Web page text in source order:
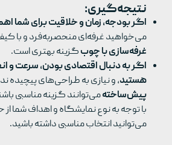
نتیجه‌گیری:
اگر بودجه، زمان و خلاقیت برای شما
می‌خواهید غرفه‌ای منحصربه‌فرد و با
غرفه‌سازی با چوبگزینه بهتری است.
اگر به دنبال اقتصادی بودن، سرعت و
هستید، و نیازی به طراحی‌های پیچیده
پیش‌ساختهمی‌توانند گزینه مناسبی
با توجه به نوع نمایشگاه و اهداف شما از
می‌توانید انتخاب مناسبی داشته باشید.